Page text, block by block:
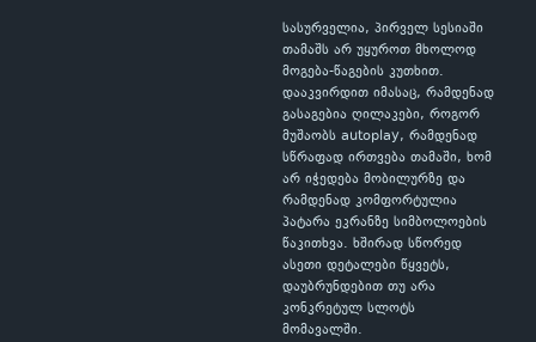
სასურველია, პირველ სესიაში
თამაშს არ უყუროთ მხოლოდ
მოგება-წაგების კუთხით.
დააკვირდით იმასაც, რამდენად
გასაგებია ღილაკები, როგორ
მუშაობს autoplay, რამდენად
სწრაფად ირთვება თამაში, ხომ
არ იჭედება მობილურზე და
რამდენად კომფორტულია
პატარა ეკრანზე სიმბოლოების
წაკითხვა. ხშირად სწორედ
ასეთი დეტალები წყვეტს,
დაუბრუნდებით თუ არა
კონკრეტულ სლოტს
მომავალში.